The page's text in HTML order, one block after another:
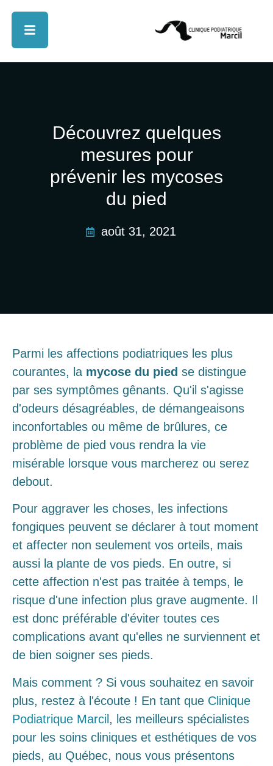
Découvrez quelques
mesures pour
prévenir les mycoses
du pied
août 31, 2021
Parmi les affections podiatriques les plus
courantes, la mycose du pied se distingue
par ses symptômes gênants. Qu'il s'agisse
d'odeurs désagréables, de démangeaisons
inconfortables ou même de brûlures, ce
problème de pied vous rendra la vie
misérable lorsque vous marcherez ou serez
debout.
Pour aggraver les choses, les infections
fongiques peuvent se déclarer à tout moment
et affecter non seulement vos orteils, mais
aussi la plante de vos pieds. En outre, si
cette affection n'est pas traitée à temps, le
risque d'une infection plus grave augmente. Il
est donc préférable d'éviter toutes ces
complications avant qu'elles ne surviennent et
de bien soigner ses pieds.
Mais comment ? Si vous souhaitez en savoir
plus, restez à l'écoute ! En tant que Clinique
Podiatrique Marcil, les meilleurs spécialistes
pour les soins cliniques et esthétiques de vos
pieds, au Québec, nous vous présentons